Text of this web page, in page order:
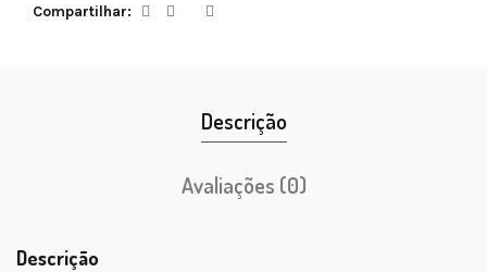
Compartilhar
Descrição
Avaliações (0)
Descrição